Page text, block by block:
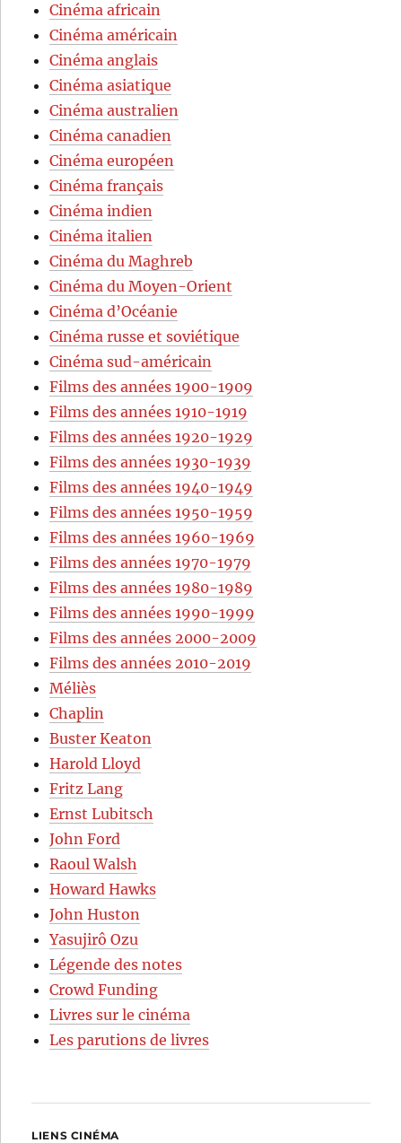
Cinéma africain
Cinéma américain
Cinéma anglais
Cinéma asiatique
Cinéma australien
Cinéma canadien
Cinéma européen
Cinéma français
Cinéma indien
Cinéma italien
Cinéma du Maghreb
Cinéma du Moyen-Orient
Cinéma d’Océanie
Cinéma russe et soviétique
Cinéma sud-américain
Films des années 1900-1909
Films des années 1910-1919
Films des années 1920-1929
Films des années 1930-1939
Films des années 1940-1949
Films des années 1950-1959
Films des années 1960-1969
Films des années 1970-1979
Films des années 1980-1989
Films des années 1990-1999
Films des années 2000-2009
Films des années 2010-2019
Méliès
Chaplin
Buster Keaton
Harold Lloyd
Fritz Lang
Ernst Lubitsch
John Ford
Raoul Walsh
Howard Hawks
John Huston
Yasujirô Ozu
Légende des notes
Crowd Funding
Livres sur le cinéma
Les parutions de livres
LIENS CINÉMA